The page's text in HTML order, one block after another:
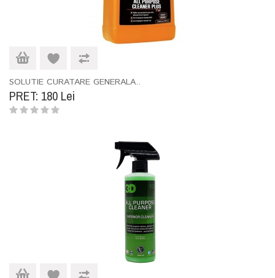
SOLUTIE CURATARE GENERALA..
PRET: 180 Lei